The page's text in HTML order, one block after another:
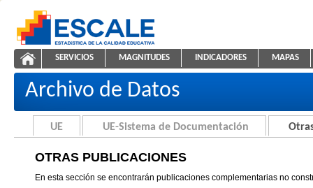
ESCALE - Unidad de Estadística Educativa
Otras Publicaciones
NAVEGACIÓN
SERVICIOS MAGNITUDES INDICADORES MAPAS
Archivo de Datos
UE UE-Sistema de Documentación
OTRAS PUBLICACIONES
En esta sección se encontrarán publicaciones complementarias no